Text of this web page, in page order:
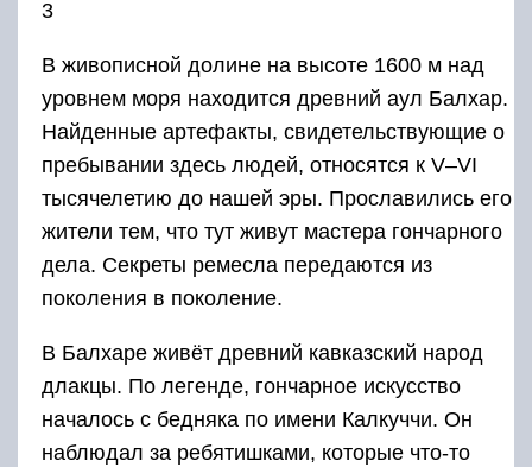
3
В живописной долине на высоте 1600 м над
уровнем моря находится древний аул Балхар.
Найденные артефакты, свидетельствующие о
пребывании здесь людей, относятся к V–VI
тысячелетию до нашей эры. Прославились его
жители тем, что тут живут мастера гончарного
дела. Секреты ремесла передаются из
поколения в поколение.
В Балхаре живёт древний кавказский народ
длакцы. По легенде, гончарное искусство
началось с бедняка по имени Калкуччи. Он
наблюдал за ребятишками, которые что-то